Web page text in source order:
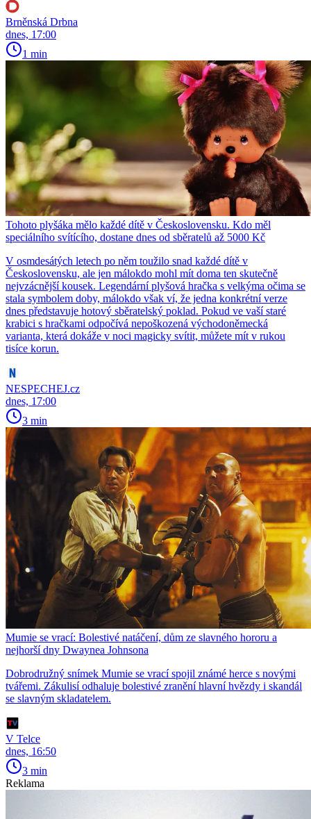
Brněnská Drbna
dnes, 17:00
1 min
Tohoto plyšáka mělo každé dítě v Československu. Kdo měl
speciálního svítícího, dostane dnes od sběratelů až 5000 Kč
V osmdesátých letech po něm toužilo snad každé dítě v
Československu, ale jen málokdo mohl mít doma ten skutečně
nejvzácnější kousek. Legendární plyšová hračka s velkýma očima se
stala symbolem doby, málokdo však ví, že jedna konkrétní verze
dnes představuje hotový sběratelský poklad. Pokud ve vaší staré
krabici s hračkami odpočívá nepoškozená východoněmecká
varianta, která dokáže v noci magicky svítit, můžete mít v rukou
tisíce korun.
NESPECHEJ.cz
dnes, 17:00
3 min
Mumie se vrací: Bolestivé natáčení, dům ze slavného hororu a
nejhorší dny Dwaynea Johnsona
Dobrodružný snímek Mumie se vrací spojil známé herce s novými
tvářemi. Zákulisí odhaluje bolestivé zranění hlavní hvězdy i skandál
se slavným skladatelem.
V Telce
dnes, 16:50
3 min
Reklama